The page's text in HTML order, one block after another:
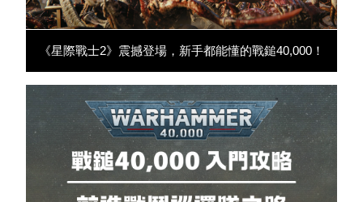
《星際戰士2》震撼登場，新手都能懂的戰鎚40,000！